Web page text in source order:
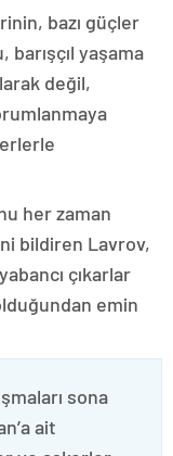
bazı güçler
yaşama
değil,
her zaman
bildiren Lavrov,
çıkarlar
emin
sona
ait